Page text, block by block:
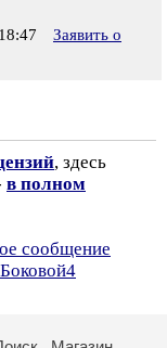
Заявить о
, здесь
в полном
сообщение